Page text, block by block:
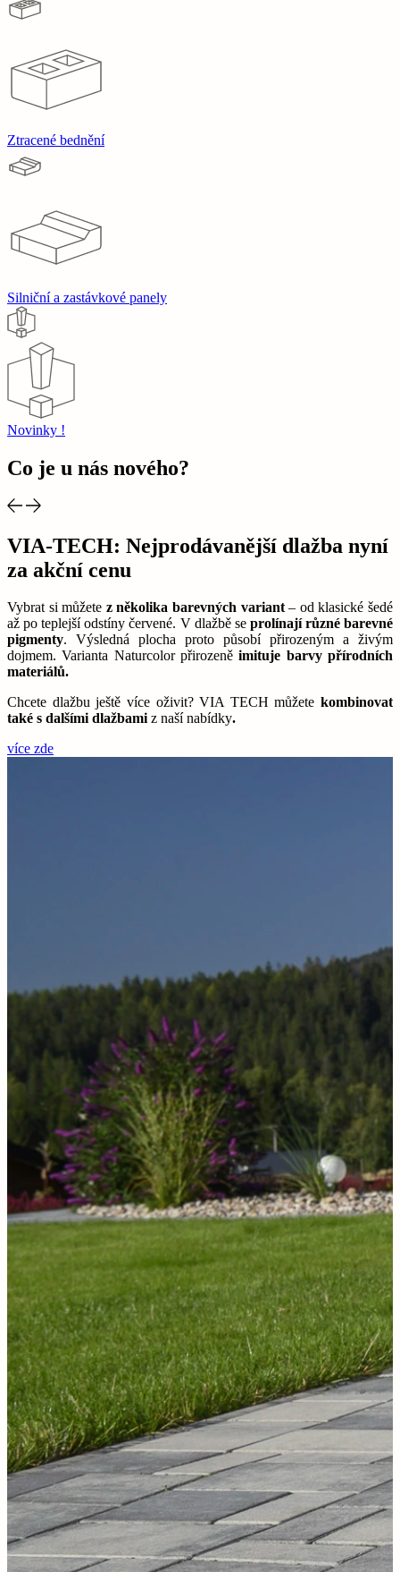
Ztracené bednění
Silniční a zastávkové panely
Novinky !
Co je u nás nového?
VIA-TECH: Nejprodávanější dlažba nyní
za akční cenu
Vybrat si můžete z několika barevných variant– od klasické šedé
až po teplejší odstíny červené. V dlažbě se prolínají různé barevné
pigmenty. Výsledná plocha proto působí přirozeným a živým
dojmem. Varianta Naturcolor přirozeně imituje barvy přírodních
materiálů.
Chcete dlažbu ještě více oživit? VIA TECH můžete kombinovat
také s dalšími dlažbamiz naší nabídky.
více zde